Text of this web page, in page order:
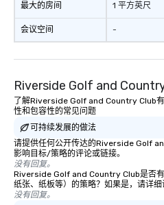
最大的房间
会议空间
1 平方英尺
-
Riverside Golf and
了解Riverside Golf and Country Club
性和包容性的常见问题
可持续发展的做法
请提供任何公开传达的Riverside Golf
影响目标/策略的评论或链接。
没有回复。
Riverside Golf and Country Club是否有
纸张、纸板等）的策略？如果是，请详细
没有回复。